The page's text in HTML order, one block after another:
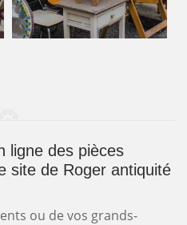
ligne des pièces
site de Roger antiquité
ou de vos grands-